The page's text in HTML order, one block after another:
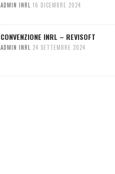
ADMIN INRL 16 DICEMBRE 2024
CONVENZIONE INRL – REVISOFT
ADMIN INRL 24 SETTEMBRE 2024